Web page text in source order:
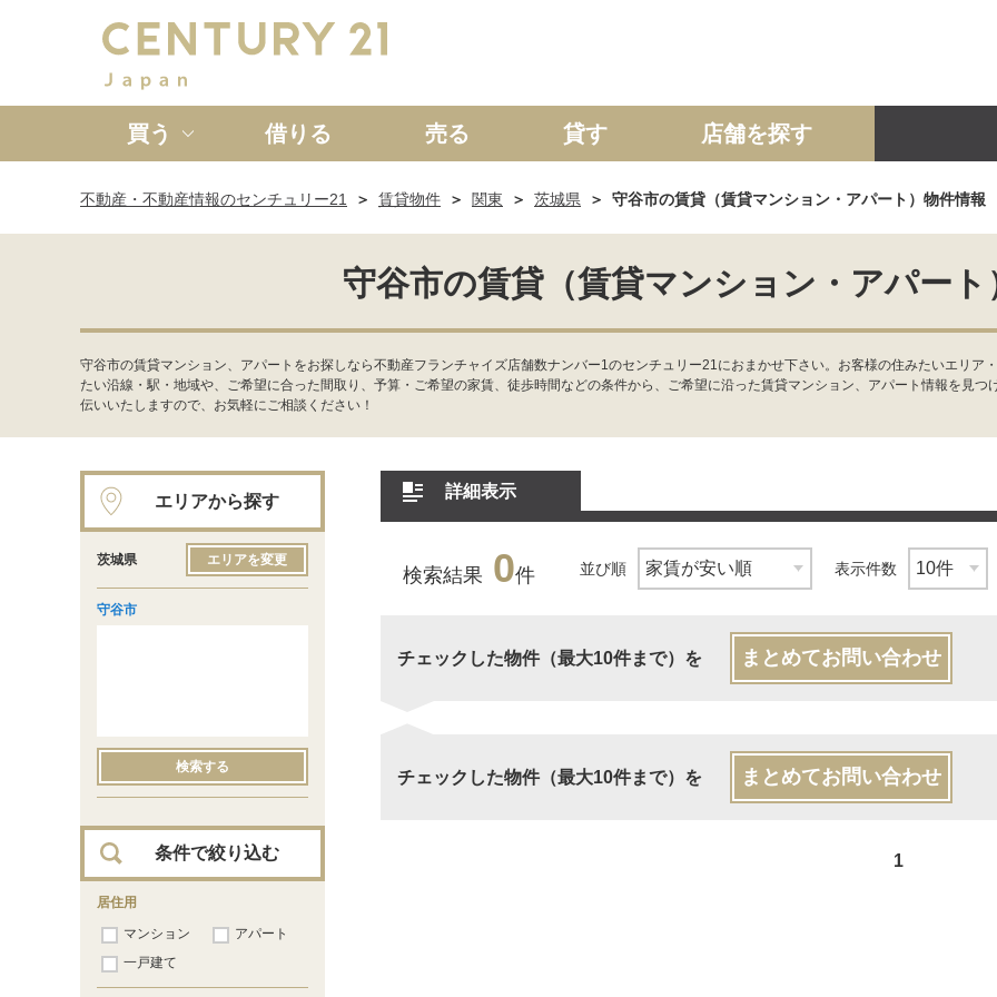
買う
新築一戸建て 中古一戸建て マンション 土地 事業投資用
借りる 売る 貸す 店舗を探す
不動産・不動産情報のセンチュリー21 賃貸物件 関東 茨城県 守谷市の賃貸（賃貸マンション・アパート）物件情報
守谷市の賃貸（賃貸マンション・アパート
守谷市の賃貸マンション、アパートをお探しなら不動産フランチャイズ店舗数ナンバー1のセンチュリー21におまかせ下さい。お客様の住みたいエリ
たい沿線・駅・地域や、ご希望に合った間取り、予算・ご希望の家賃、徒歩時間などの条件から、ご希望に沿った賃貸マンション、アパート情報を見
伝いいたしますので、お気軽にご相談ください！
詳細表示
検索結果 0件 並び順 表示件数
チェックした物件（最大10件まで）を まとめてお問い合わせ
チェックした物件（最大10件まで）を まとめてお問い合わせ
1
エリアから探す
茨城県 エリアを変更
守谷市
検索する
条件で絞り込む
居住用
マンション
アパート
一戸建て